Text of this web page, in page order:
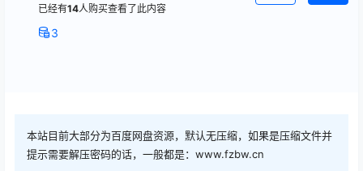
已经有14人购买查看了此内容
3
本站目前大部分为百度网盘资源，默认无压缩，如果是压缩文件并
提示需要解压密码的话，一般都是：www.fzbw.cn